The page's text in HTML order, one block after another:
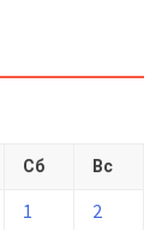
Сб Вс
1
2